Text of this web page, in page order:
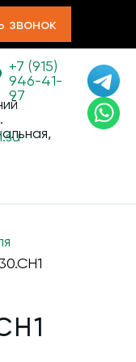
звонок
+7 (915)
946-41-
97